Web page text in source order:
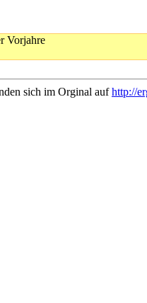
Vorjahre
sich im Orginal aufhttp://